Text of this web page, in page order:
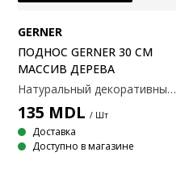
GERNER
ПОДНОС GERNER 30 СМ
МАССИВ ДЕРЕВА
Натуральный декоративный поднос из мангового дерева. Поднос имеет гладкую круглую форму, идеально подходит для демонстрации свечей, украшений или как элегантное место для хранения ключей и мелких предметов. Каждый поднос имеет уникальный внешний вид благодаря естественным изменениям древесины. Ø30 см
135 MDL / Шт
Доставка
Доступно в магазине